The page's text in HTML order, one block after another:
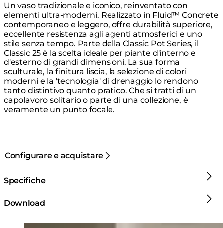
Un vaso tradizionale e iconico, reinventato con
elementi ultra-moderni. Realizzato in Fluid™ Concrete
contemporaneo e leggero, offre durabilità superiore,
eccellente resistenza agli agenti atmosferici e uno
stile senza tempo. Parte della Classic Pot Series, il
Classic 25 è la scelta ideale per piante d'interno e
d'esterno di grandi dimensioni. La sua forma
sculturale, la finitura liscia, la selezione di colori
moderni e la 'tecnologia' di drenaggio lo rendono
tanto distintivo quanto pratico. Che si tratti di un
capolavoro solitario o parte di una collezione, è
veramente un punto focale.
Configurare e acquistare
Specifiche
Download